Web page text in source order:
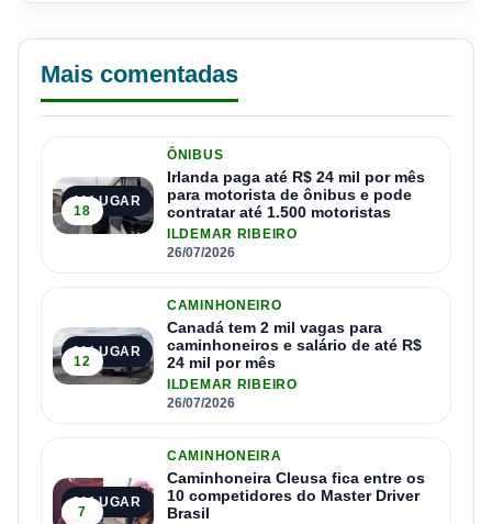
Mais comentadas
1º LUGAR
18
ÔNIBUS
Irlanda paga até R$ 24 mil por mês
para motorista de ônibus e pode
contratar até 1.500 motoristas
ILDEMAR RIBEIRO
26/07/2026
2º LUGAR
12
CAMINHONEIRO
Canadá tem 2 mil vagas para
caminhoneiros e salário de até R$
24 mil por mês
ILDEMAR RIBEIRO
26/07/2026
3º LUGAR
7
CAMINHONEIRA
Caminhoneira Cleusa fica entre os
10 competidores do Master Driver
Brasil